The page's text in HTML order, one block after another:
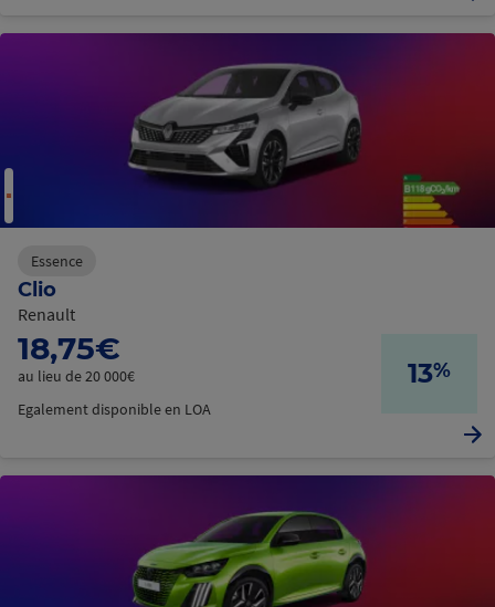
Essence
Clio
Renault
18,75€
au lieu de 20 000€
Egalement disponible en LOA
13%